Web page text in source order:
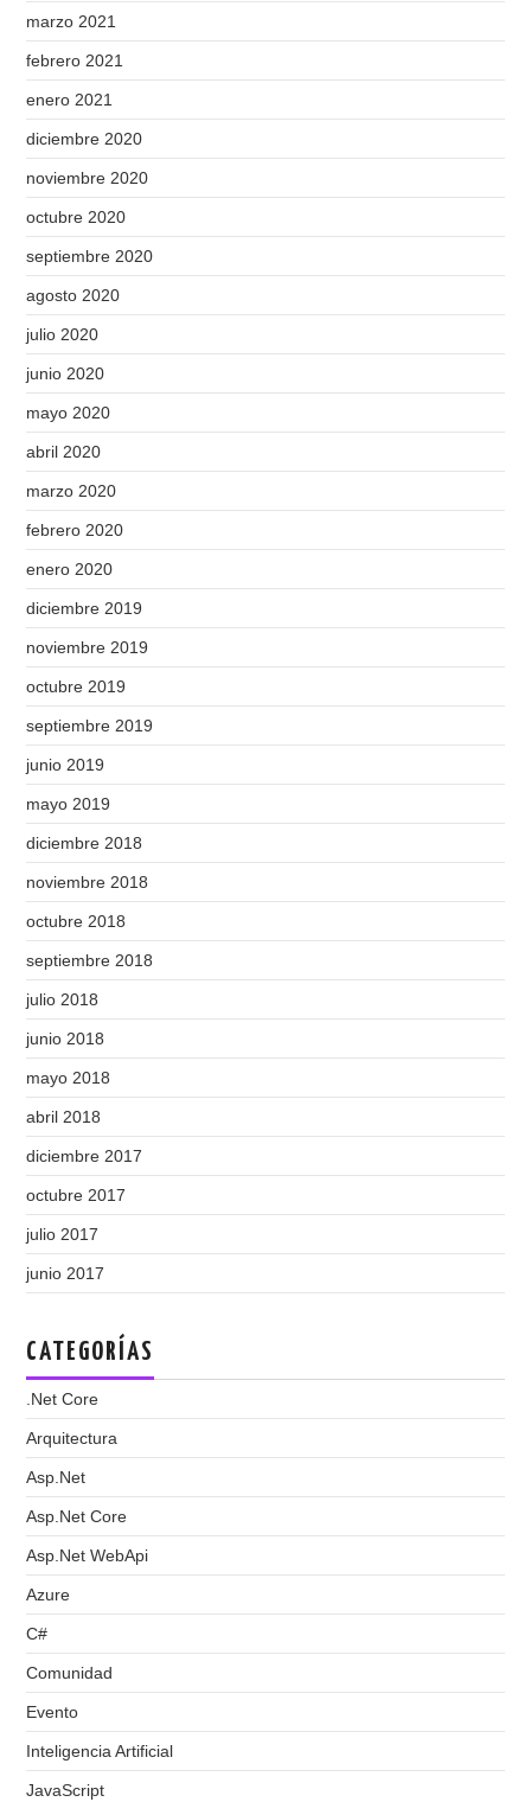
marzo 2021
febrero 2021
enero 2021
diciembre 2020
noviembre 2020
octubre 2020
septiembre 2020
agosto 2020
julio 2020
junio 2020
mayo 2020
abril 2020
marzo 2020
febrero 2020
enero 2020
diciembre 2019
noviembre 2019
octubre 2019
septiembre 2019
junio 2019
mayo 2019
diciembre 2018
noviembre 2018
octubre 2018
septiembre 2018
julio 2018
junio 2018
mayo 2018
abril 2018
diciembre 2017
octubre 2017
julio 2017
junio 2017
CATEGORÍAS
.Net Core
Arquitectura
Asp.Net
Asp.Net Core
Asp.Net WebApi
Azure
C#
Comunidad
Evento
Inteligencia Artificial
JavaScript